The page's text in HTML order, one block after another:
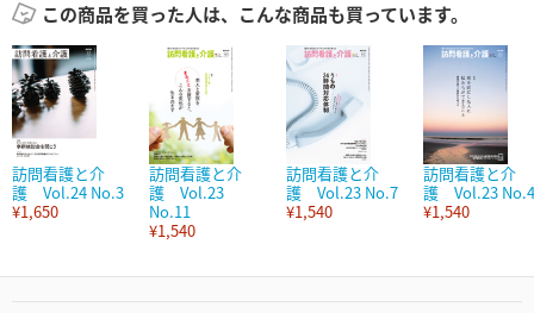
この商品を買った人は、こんな商品も買っています。
訪問看護と介
護 Vol.24 No.3
¥1,650
訪問看護と介
護 Vol.23
No.11
¥1,540
訪問看護と介
護 Vol.23 No.7
¥1,540
訪問看護と介
護 Vol.23 No.4
¥1,540